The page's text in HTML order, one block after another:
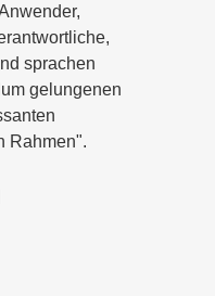
sprachen
gelungenen
Rahmen".